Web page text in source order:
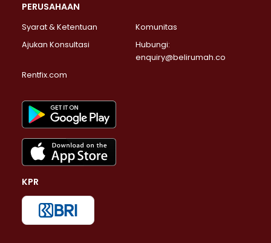
PERUSAHAAN
Syarat & Ketentuan
Komunitas
Ajukan Konsultasi
Hubungi:
enquiry@belirumah.co
Rentfix.com
KPR